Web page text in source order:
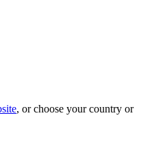
, or choose your country or